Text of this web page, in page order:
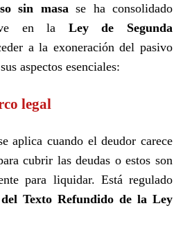
sin masa se ha consolidado
en la Ley de Segunda
a la exoneración del pasivo
aspectos esenciales:
legal
aplica cuando el deudor carece
cubrir las deudas o estos son
para liquidar. Está regulado
Texto Refundido de la Ley